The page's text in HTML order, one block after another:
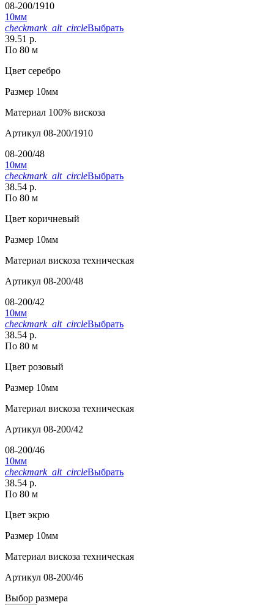
08-200/1910
10мм
checkmark_alt_circleВыбрать
39.51 р.
По 80 м
Цвет серебро
Размер 10мм
Материал 100% вискоза
Артикул 08-200/1910
08-200/48
10мм
checkmark_alt_circleВыбрать
38.54 р.
По 80 м
Цвет коричневый
Размер 10мм
Материал вискоза техническая
Артикул 08-200/48
08-200/42
10мм
checkmark_alt_circleВыбрать
38.54 р.
По 80 м
Цвет розовый
Размер 10мм
Материал вискоза техническая
Артикул 08-200/42
08-200/46
10мм
checkmark_alt_circleВыбрать
38.54 р.
По 80 м
Цвет экрю
Размер 10мм
Материал вискоза техническая
Артикул 08-200/46
Выбор размера